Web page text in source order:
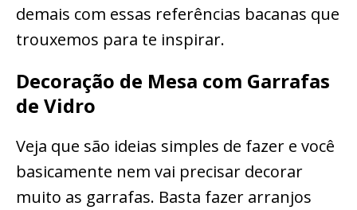
demais com essas referências bacanas que
trouxemos para te inspirar.
Decoração de Mesa com Garrafas
de Vidro
Veja que são ideias simples de fazer e você
basicamente nem vai precisar decorar
muito as garrafas. Basta fazer arranjos